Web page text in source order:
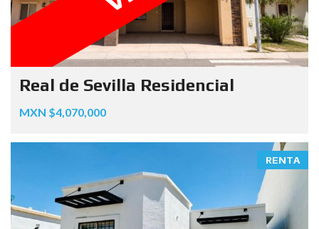
Real de Sevilla Residencial
MXN $4,070,000
RENTA